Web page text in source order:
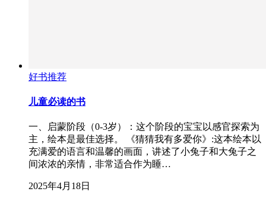
好书推荐
儿童必读的书
一、启蒙阶段（0-3岁）：这个阶段的宝宝以感官探索为
主，绘本是最佳选择。 《猜猜我有多爱你》:这本绘本以
充满爱的语言和温馨的画面，讲述了小兔子和大兔子之
间浓浓的亲情，非常适合作为睡…
2025年4月18日